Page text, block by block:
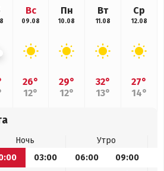
Вс
09.08
26°
12°
Пн
10.08
29°
12°
Вт
11.08
32°
13°
Ср
12.08
27°
14°
Ночь
Утро
03:00 06:00 09:00